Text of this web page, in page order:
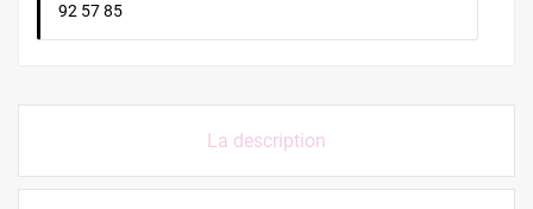
92 57 85
La description